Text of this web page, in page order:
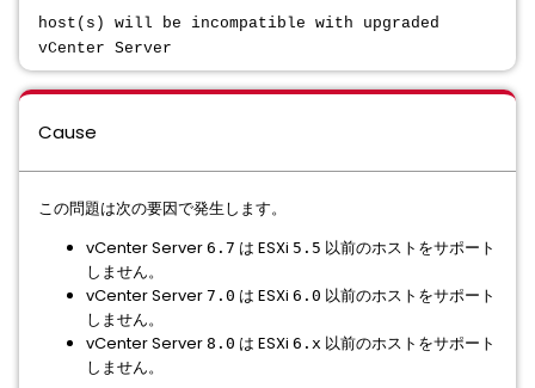
host(s) will be incompatible with upgraded
vCenter Server
Cause
この問題は次の要因で発生します。
vCenter Server 6.7 は ESXi 5.5 以前のホストをサポート
しません。
vCenter Server 7.0 は ESXi 6.0 以前のホストをサポート
しません。
vCenter Server 8.0 は ESXi 6.x 以前のホストをサポート
しません。